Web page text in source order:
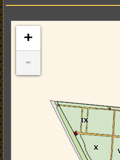
+
-